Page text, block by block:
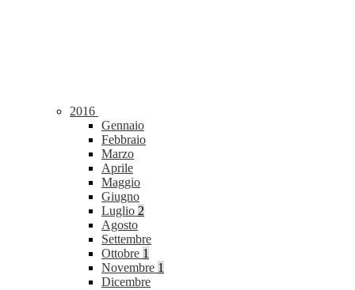
2016
Gennaio
Febbraio
Marzo
Aprile
Maggio
Giugno
Luglio 2
Agosto
Settembre
Ottobre 1
Novembre 1
Dicembre